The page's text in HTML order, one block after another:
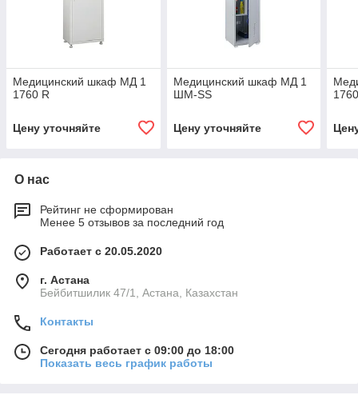
Медицинский шкаф МД 1
1760 R
Цену уточняйте
Медицинский шкаф МД 1
ШМ-SS
Цену уточняйте
О нас
Рейтинг не сформирован
Менее 5 отзывов за последний год
Работает с 20.05.2020
г. Астана
Бейбитшилик 47/1, Астана, Казахстан
Контакты
Сегодня работает с 09:00 до 18:00
Показать весь график работы